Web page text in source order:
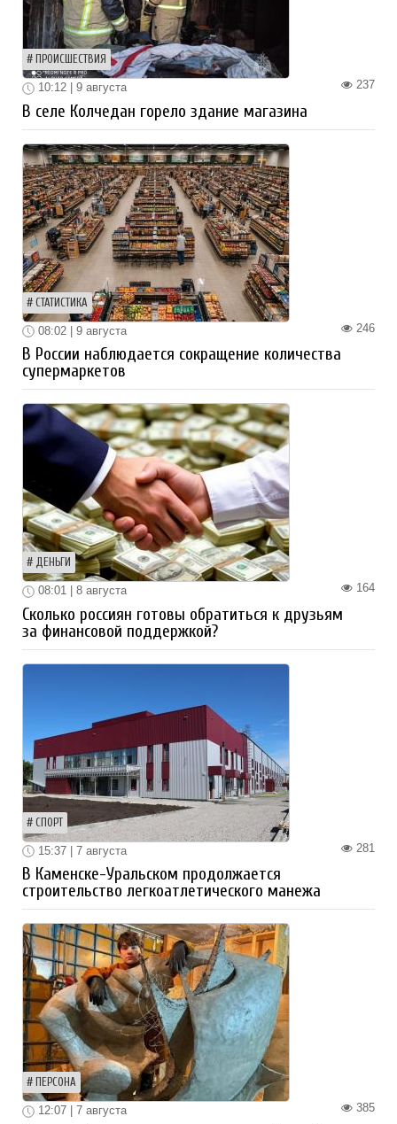
ПРОИСШЕСТВИЯ
237
10:12 | 9 августа
В селе Колчедан горело здание магазина
СТАТИСТИКА
246
08:02 | 9 августа
В России наблюдается сокращение количества
супермаркетов
ДЕНЬГИ
164
08:01 | 8 августа
Сколько россиян готовы обратиться к друзьям
за финансовой поддержкой?
СПОРТ
281
15:37 | 7 августа
В Каменске-Уральском продолжается
строительство легкоатлетического манежа
ПЕРСОНА
385
12:07 | 7 августа